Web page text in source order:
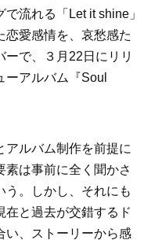
流れる「Let it shine」
恋愛感情を、哀愁感た
ーで、３月22日にリリ
ーアルバム『Soul
ルバム制作を前提に
素は事前に全く聞かさ
う。しかし、それにも
在と過去が交錯するド
い、ストーリーから感